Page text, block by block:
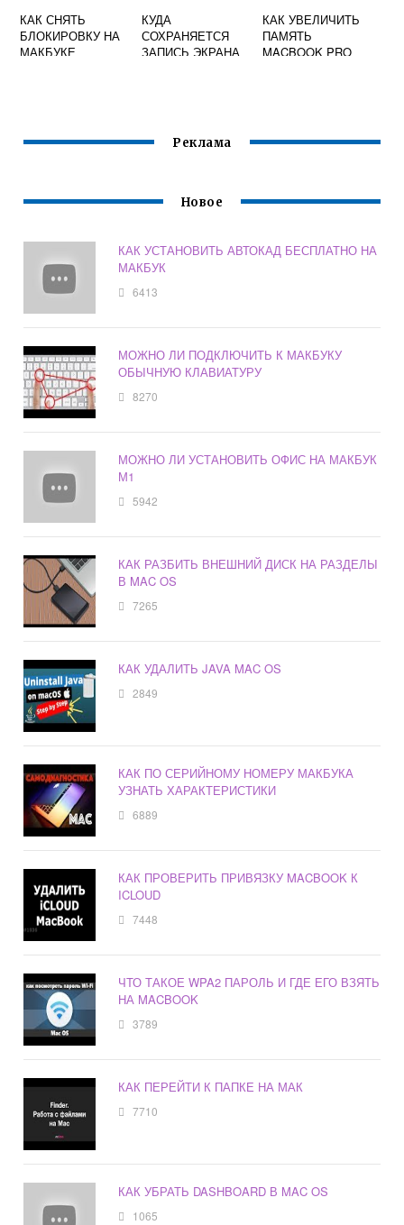
КАК СНЯТЬ
БЛОКИРОВКУ НА
МАКБУКЕ
КУДА
СОХРАНЯЕТСЯ
ЗАПИСЬ ЭКРАНА
КАК УВЕЛИЧИТЬ
ПАМЯТЬ
MACBOOK PRO
Реклама
Новое
КАК УСТАНОВИТЬ АВТОКАД БЕСПЛАТНО НА
МАКБУК
6413
МОЖНО ЛИ ПОДКЛЮЧИТЬ К МАКБУКУ
ОБЫЧНУЮ КЛАВИАТУРУ
8270
МОЖНО ЛИ УСТАНОВИТЬ ОФИС НА МАКБУК
М1
5942
КАК РАЗБИТЬ ВНЕШНИЙ ДИСК НА РАЗДЕЛЫ
В MAC OS
7265
КАК УДАЛИТЬ JAVA MAC OS
2849
КАК ПО СЕРИЙНОМУ НОМЕРУ МАКБУКА
УЗНАТЬ ХАРАКТЕРИСТИКИ
6889
КАК ПРОВЕРИТЬ ПРИВЯЗКУ MACBOOK К
ICLOUD
7448
ЧТО ТАКОЕ WPA2 ПАРОЛЬ И ГДЕ ЕГО ВЗЯТЬ
НА MACBOOK
3789
КАК ПЕРЕЙТИ К ПАПКЕ НА МАК
7710
КАК УБРАТЬ DASHBOARD В MAC OS
1065